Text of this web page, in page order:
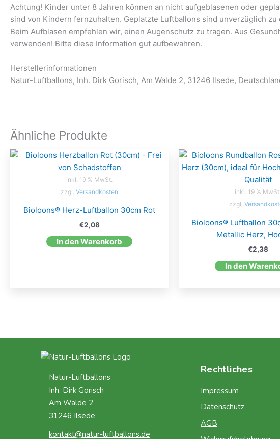
Achtung! Kinder unter 8 Jahren können an nicht aufgeblasenen oder
sind von Kindern fernzuhalten. Geplatzte Luftballons sind unverzüglich
Beim Aufblasen empfehlen wir, einen Augenschutz zu tragen. Aus
verwenden! Bitte diese Information gut aufbewahren.
Herstellerinformationen
Natur-Luftballons, Inh. Dirk Gorisch, Am Walde 2, 31246 Ilsede,
Ähnliche Produkte
inkl. 19 % MwSt.
zzgl. Versandkosten
Bioloons® Herz-Luftballon 30cm Rot
€2,08
In den Warenkorb
inkl. 19 % MwSt.
zzgl.
Bioloons® Luftballon
Metallic Herz,
€2,38
In den
Natur-Luftballons
Inh. Dirk Gorisch
Am Walde 2
31246 Ilsede
kontakt@natur-luftballons.de
Rechtliches
Impressum
Datenschutz
AGB